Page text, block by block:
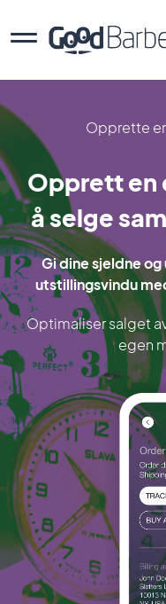
Opprette
Opprett en
å selge
Gi dine sjeldne
utstillingsvindu
Optimaliser salget
egen